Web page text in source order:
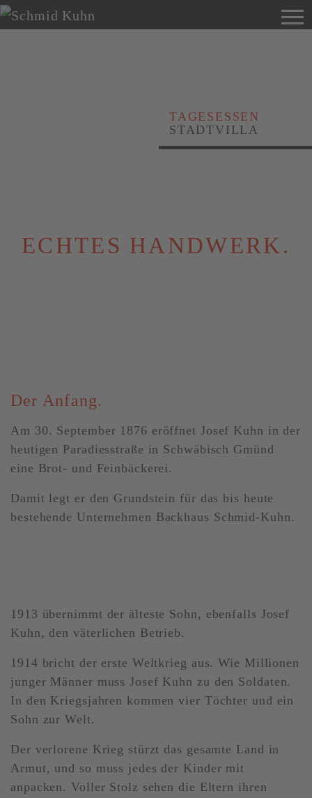
TAGESESSEN
STADTVILLA
ECHTES HANDWERK.
Der Anfang.
Am 30. September 1876 eröffnet Josef Kuhn in der
heutigen Paradiesstraße in Schwäbisch Gmünd
eine Brot- und Feinbäckerei.
Damit legt er den Grundstein für das bis heute
bestehende Unternehmen Backhaus Schmid-Kuhn.
1913 übernimmt der älteste Sohn, ebenfalls Josef
Kuhn, den väterlichen Betrieb.
1914 bricht der erste Weltkrieg aus. Wie Millionen
junger Männer muss Josef Kuhn zu den Soldaten.
In den Kriegsjahren kommen vier Töchter und ein
Sohn zur Welt.
Der verlorene Krieg stürzt das gesamte Land in
Armut, und so muss jedes der Kinder mit
anpacken. Voller Stolz sehen die Eltern ihren